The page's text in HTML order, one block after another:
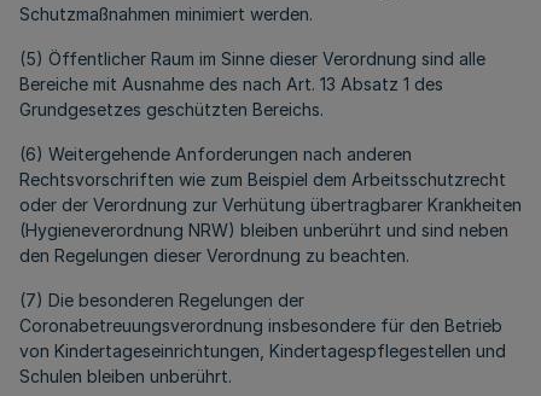
Schutzmaßnahmen minimiert werden.
(5) Öffentlicher Raum im Sinne dieser Verordnung sind alle
Bereiche mit Ausnahme des nach Art. 13 Absatz 1 des
Grundgesetzes geschützten Bereichs.
(6) Weitergehende Anforderungen nach anderen
Rechtsvorschriften wie zum Beispiel dem Arbeitsschutzrecht
oder der Verordnung zur Verhütung übertragbarer Krankheiten
(Hygieneverordnung NRW) bleiben unberührt und sind neben
den Regelungen dieser Verordnung zu beachten.
(7) Die besonderen Regelungen der
Coronabetreuungsverordnung insbesondere für den Betrieb
von Kindertageseinrichtungen, Kindertagespflegestellen und
Schulen bleiben unberührt.